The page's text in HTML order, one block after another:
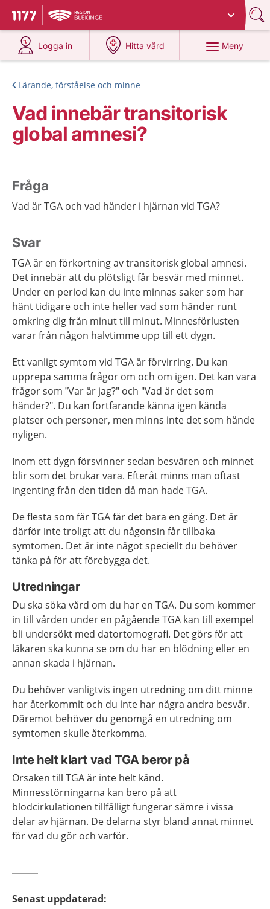
Till startsidan för 1177
Du har valt region
Logga in
på 1177.se
Hitta vård
på 1177.se
Meny
Lärande, förståelse och minne
Vad innebär transitorisk
global amnesi?
Fråga
Vad är TGA och vad händer i hjärnan vid TGA?
Svar
TGA är en förkortning av transitorisk global amnesi.
Det innebär att du plötsligt får besvär med minnet.
Under en period kan du inte minnas saker som har
hänt tidigare och inte heller vad som händer runt
omkring dig från minut till minut. Minnesförlusten
varar från någon halvtimme upp till ett dygn.
Ett vanligt symtom vid TGA är förvirring. Du kan
upprepa samma frågor om och om igen. Det kan vara
frågor som ”Var är jag?" och "Vad är det som
händer?". Du kan fortfarande känna igen kända
platser och personer, men minns inte det som hände
nyligen.
Inom ett dygn försvinner sedan besvären och minnet
blir som det brukar vara. Efteråt minns man oftast
ingenting från den tiden då man hade TGA.
De flesta som får TGA får det bara en gång. Det är
därför inte troligt att du någonsin får tillbaka
symtomen. Det är inte något speciellt du behöver
tänka på för att förebygga det.
Utredningar
Du ska söka vård om du har en TGA. Du som kommer
in till vården under en pågående TGA kan till exempel
bli undersökt med datortomografi. Det görs för att
läkaren ska kunna se om du har en blödning eller en
annan skada i hjärnan.
Du behöver vanligtvis ingen utredning om ditt minne
har återkommit och du inte har några andra besvär.
Däremot behöver du genomgå en utredning om
symtomen skulle återkomma.
Inte helt klart vad TGA beror på
Orsaken till TGA är inte helt känd.
Minnesstörningarna kan bero på att
blodcirkulationen tillfälligt fungerar sämre i vissa
delar av hjärnan. De delarna styr bland annat minnet
för vad du gör och varför.
Senast uppdaterad: